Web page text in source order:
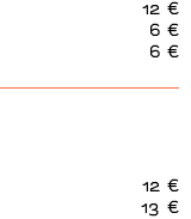
12 €
6 €
6 €
12 €
13 €